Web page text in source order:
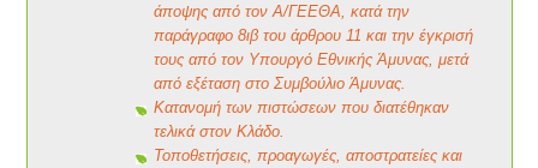
άποψης από τον Α/ΓΕΕΘΑ, κατά την
παράγραφο 8ιβ του άρθρου 11 και την έγκρισή
τους από τον Υπουργό Εθνικής Άμυνας, μετά
από εξέταση στο Συμβούλιο Άμυνας.
Κατανομή των πιστώσεων που διατέθηκαν
τελικά στον Κλάδο.
Τοποθετήσεις, προαγωγές, αποστρατείες και